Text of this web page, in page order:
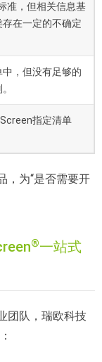
准，但相关信息基
在一定的不确定
，但没有足够的
指定清单
，为“是否需要开
®一站式
团队，瑞欧科技